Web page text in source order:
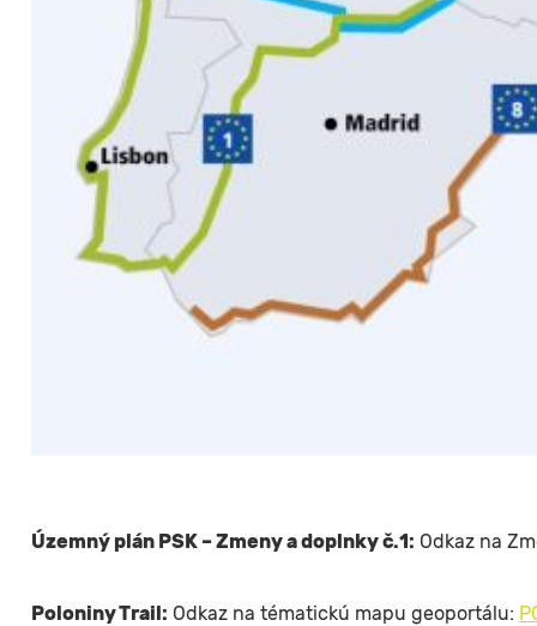
Územný plán PSK – Zmeny a doplnky č.1: Odkaz na
Poloniny Trail: Odkaz na tématickú mapu geoportálu: